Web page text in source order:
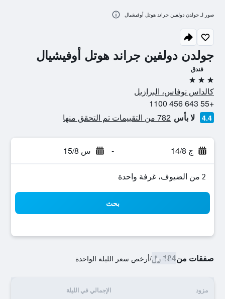
جولدن دولفين جراند هوتل أوفيشيال
فندق
3 نجوم
كالداس نوفاس، البرازيل
+55 643 456 1100
4.4 لا بأس 782 من التقييمات تم التحقق منها
ج 14/8 - س 15/8
2 من الضيوف، غرفة واحدة
بحث
صفقات من184 ﷼ /أرخص سعر الليلة الواحدة
مزود الإجمالي في الليلة
صور لـ جولدن دولفين جراند هوتل أوفيشيال